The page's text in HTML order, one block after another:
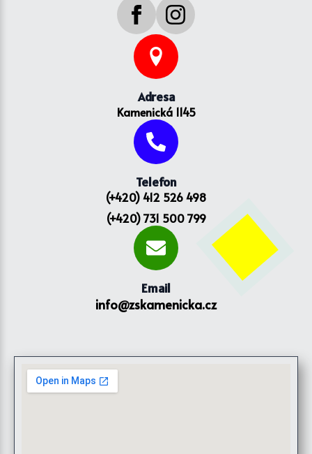
Adresa
Kamenická 1145
Telefon
(+420) 412 526 498
(+420) 731 500 799
Email
info@zskamenicka.cz